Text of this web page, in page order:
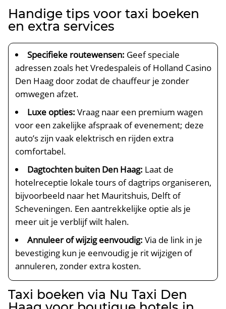
Handige tips voor taxi boeken
en extra services
Specifieke routewensen: Geef speciale
adressen zoals het Vredespaleis of Holland Casino
Den Haag door zodat de chauffeur je zonder
omwegen afzet.
Luxe opties: Vraag naar een premium wagen
voor een zakelijke afspraak of evenement; deze
auto’s zijn vaak elektrisch en rijden extra
comfortabel.
Dagtochten buiten Den Haag: Laat de
hotelreceptie lokale tours of dagtrips organiseren,
bijvoorbeeld naar het Mauritshuis, Delft of
Scheveningen. Een aantrekkelijke optie als je
meer uit je verblijf wilt halen.
Annuleer of wijzig eenvoudig: Via de link in je
bevestiging kun je eenvoudig je rit wijzigen of
annuleren, zonder extra kosten.
Taxi boeken via Nu Taxi Den